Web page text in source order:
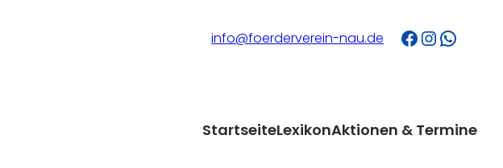
info@foerderverein-nau.de Facebook InstagramWhatsApp
StartseiteLexikonAktionen & Termine